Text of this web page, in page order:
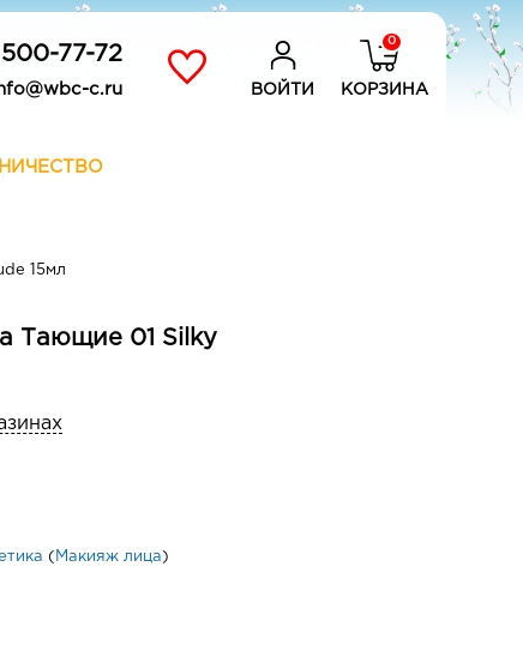
77-72
c.ru ВОЙТИ
0
КОРЗИНА
15мл
Тающие 01 Silky
( Макияж лица )